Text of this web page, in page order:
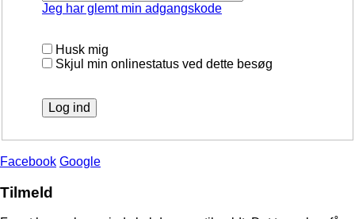
Jeg har glemt min adgangskode
Husk mig
Skjul min onlinestatus ved dette besøg
Facebook Google
Tilmeld